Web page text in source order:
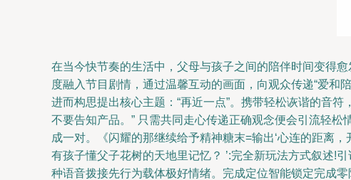
在当今快节奏的生活中，父母与孩子之间的陪伴时间变得
度融入节目剧情，通过温馨互动的画面，向观众传递“爱和
进而构思提出核心主题：“再近一点”。携带轻松诙谐的音
不要告知产品。” 只需共同走心传递正确观念便会引流轻
成一对。《闪耀的那继续给予精神糖末=输出‘心连的距离
有孩子懂父子花树的天地里记忆？ ’:完全新玩法方式叙述!
种语音拨接先行为载体极好情绪。完成定位智能锁定完成